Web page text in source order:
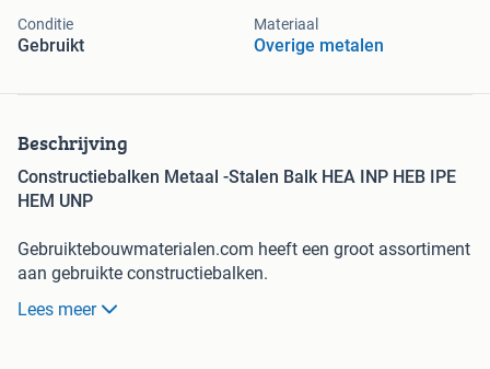
Conditie
Gebruikt
Materiaal
Overige metalen
Beschrijving
Constructiebalken Metaal -Stalen Balk HEA INP HEB IPE
HEM UNP
Gebruiktebouwmaterialen.com heeft een groot assortiment
aan gebruikte constructiebalken.
Kijk voor de actuele voorraad op onze website:
Lees meer